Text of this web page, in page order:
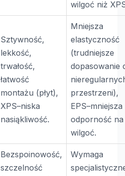
wilgoć niż
Sztywność,
lekkość,
trwałość,
łatwość
montażu (płyt),
XPS–niska
nasiąkliwość.
Mniejsza
elastyczność
(trudniejsze
dopasowanie
przestrzeni),
EPS–mniejsza
odporność na
wilgoć.
Bezspoinowość,
szczelność
Wymaga